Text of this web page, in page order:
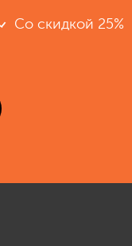
Со скидкой 25%